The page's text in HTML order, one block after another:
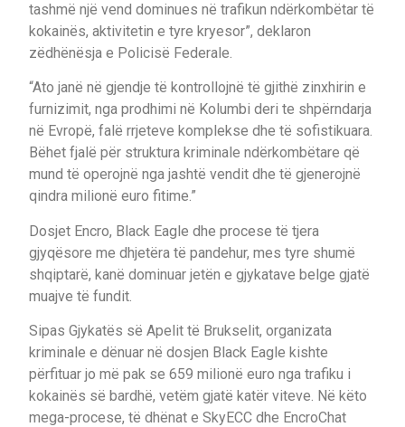
tashmë një vend dominues në trafikun ndërkombëtar të
kokainës, aktivitetin e tyre kryesor”, deklaron
zëdhënësja e Policisë Federale.
“Ato janë në gjendje të kontrollojnë të gjithë zinxhirin e
furnizimit, nga prodhimi në Kolumbi deri te shpërndarja
në Evropë, falë rrjeteve komplekse dhe të sofistikuara.
Bëhet fjalë për struktura kriminale ndërkombëtare që
mund të operojnë nga jashtë vendit dhe të gjenerojnë
qindra milionë euro fitime.”
Dosjet Encro, Black Eagle dhe procese të tjera
gjyqësore me dhjetëra të pandehur, mes tyre shumë
shqiptarë, kanë dominuar jetën e gjykatave belge gjatë
muajve të fundit.
Sipas Gjykatës së Apelit të Brukselit, organizata
kriminale e dënuar në dosjen Black Eagle kishte
përfituar jo më pak se 659 milionë euro nga trafiku i
kokainës së bardhë, vetëm gjatë katër viteve. Në këto
mega-procese, të dhënat e SkyECC dhe EncroChat